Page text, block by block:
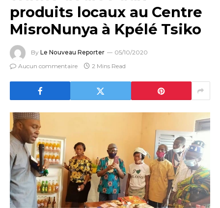
produits locaux au Centre
MisroNunya à Kpélé Tsiko
By Le Nouveau Reporter
05/10/2020
Aucun commentaire
2 Mins Read